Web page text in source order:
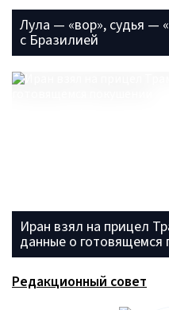
Лула — «вор», судья —
с Бразилией
Иран взял на прицел
данные о готовящемся
Редакционный совет